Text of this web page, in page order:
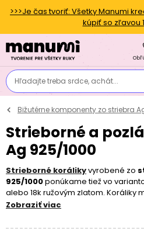
>>>Je čas tvoriť: Všetky Manumi
kúpiť so zľavou
Hľadajte treba srdce, achát...
Bižutérne komponenty zo striebra
Strieborné a
Ag 925/1000
Strieborné korálikyvyrobené zo
925/1000ponúkame tiež vo
alebo 18k ružovým zlatom. Koráliky
vhodné ako komponenty pri tvorbe
svojmu prevedeniu sú ideálnym
Zobraziť viac